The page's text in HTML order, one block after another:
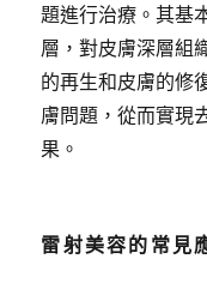
題進行治療。其基
層，對皮膚深層組
的再生和皮膚的修
膚問題，從而實現
果。
雷射美容的常見